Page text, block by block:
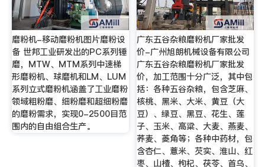
磨粉机-移动磨粉机图片磨粉设
备 世邦工业研发出的PC系列锤
磨，MTW、MTM系列中速梯
形磨粉机、球磨机和LM、LUM
系列立式磨粉机涵盖了工业磨粉
领域粗粉磨、细粉磨和超细粉磨
的磨粉需求，实现0-2500目范
围内的自由组合生产。
广东五谷杂粮磨粉机厂家批发
价-广州旭朗机械设备有限公司
广东五谷杂粮磨粉机厂家批发
价，加工范围十分广泛，其中包
括：各种五谷杂粮，包含芝麻、
核桃、黑米、大米、黄豆（大
豆）、绿豆、黑豆、花生、莲
子、玉米、高粱、大麦、燕麦、
荞麦、菱角等；各种中药材，包
含杏仁、薏米、芡实、淮山、红
枣、山楂、枸杞、茯苓、首乌、